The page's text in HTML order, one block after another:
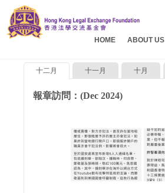
HOME ABOUT US
十二月 十一月 十月
報章訪問：(Dec 2024)